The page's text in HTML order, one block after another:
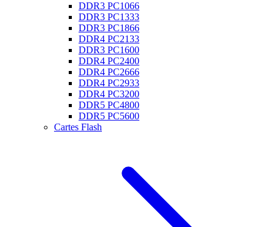
DDR3 PC1066
DDR3 PC1333
DDR3 PC1866
DDR4 PC2133
DDR3 PC1600
DDR4 PC2400
DDR4 PC2666
DDR4 PC2933
DDR4 PC3200
DDR5 PC4800
DDR5 PC5600
Cartes Flash